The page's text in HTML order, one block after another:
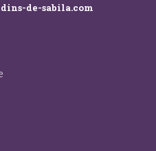
de-sabila.com